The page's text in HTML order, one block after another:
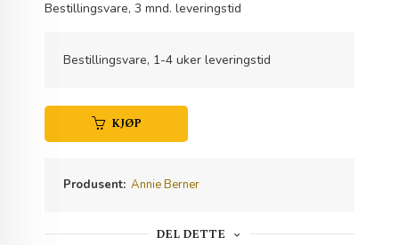
Bestillingsvare, 3 mnd. leveringstid
Bestillingsvare, 1-4 uker leveringstid
KJØP
Produsent: Annie Berner
DEL DETTE